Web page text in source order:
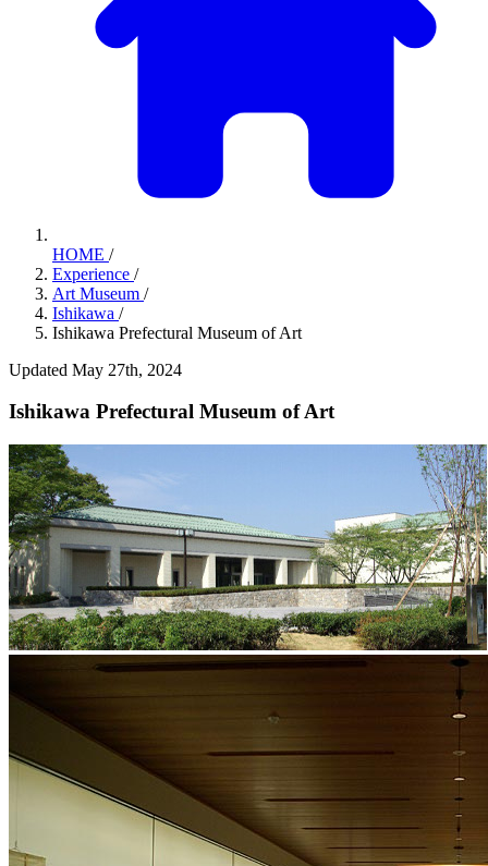
HOME /
Experience /
Art Museum /
Ishikawa /
Ishikawa Prefectural Museum of Art
Updated May 27th, 2024
Ishikawa Prefectural Museum of Art